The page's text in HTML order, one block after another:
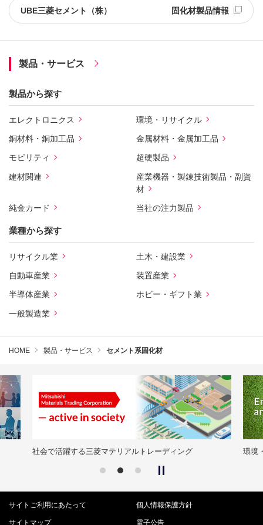
UBE三菱セメント（株） 固化材製品情報
製品・サービス
製品から探す
エレクトロニクス 環境・リサイクル
銅材料・銅加工品 金属材料・金属加工品
モビリティ 超硬製品
建材関連
産業機器・製錬技術製品・副資
材
純金カード 当社の注力製品
業種から探す
リサイクル業 土木・建設業
自動車産業 装置産業
半導体産業 ホビー・ギフト業
一般製造業
HOME 製品・サービス セメント系固化材
社会で活躍する三菱マテリアルトレーディング 環境
サイトご利用にあたって 個人情報保護方針
サイトマップ 電子公告